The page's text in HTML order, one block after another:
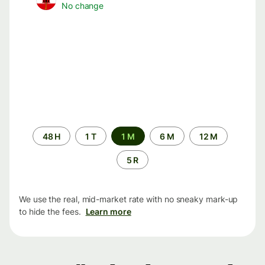
No change
Time
period
48 H 1 T 1 M 6 M 12 M
5 R
We use the real, mid-market rate with no sneaky mark-up
to hide the fees. Learn more